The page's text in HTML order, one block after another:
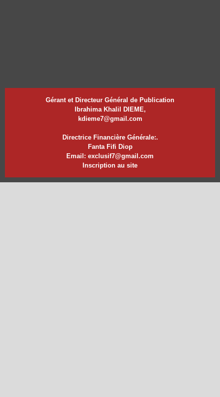
Gérant et Directeur Général de Publication
Ibrahima Khalil DIEME,
kdieme7@gmail.com
Directrice Financière Générale:.
Fanta Fifi Diop
Email: exclusif7@gmail.com
Inscription au site